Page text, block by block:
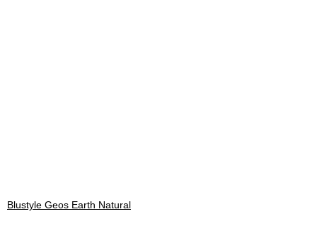
Blustyle Geos Earth Natural